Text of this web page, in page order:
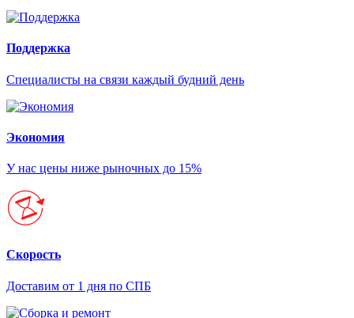
Поддержка
Специалисты на связи каждый будний день
Экономия
У нас цены ниже рыночных до 15%
Скорость
Доставим от 1 дня по СПБ